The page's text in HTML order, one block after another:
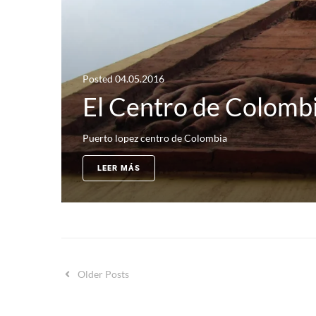
Posted 04.05.2016
El Centro de
Puerto lopez centro de Colombia
LEER MÁS
Older Posts